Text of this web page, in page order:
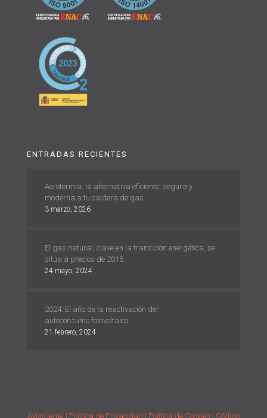
ENTRADAS RECIENTES
Aerotermia: la alternativa eficiente, segura y
moderna a tu caldera de gas
3 marzo, 2026
El gas natural, clave en la transición energética, se
sitúa a precios de 2015
24 mayo, 2024
2024: El año de la reactivación del
autoconsumo fotovoltaico
21 febrero, 2024
Aviso legal | Política de Privacidad | Política de Cookies | Código